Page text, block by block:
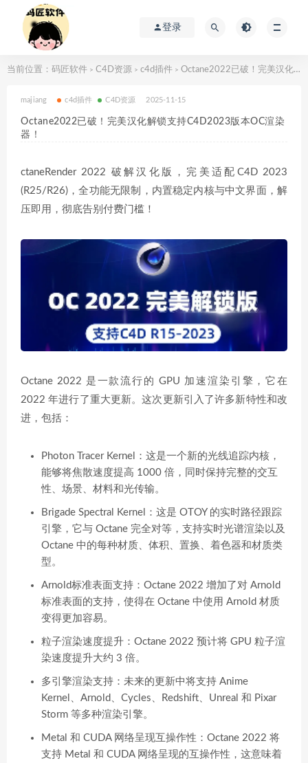
登录
当前位置： 码匠软件 > C4D资源 > c4d插件 > Octane2022已破！完美汉化解锁支持C4D2023版本OC渲染器！
majiang c4d插件 C4D资源 2025-11-15
Octane2022已破！完美汉化解锁支持C4D2023版本OC渲染
器！
ctaneRender 2022 破解汉化版，完美适配C4D 2023
(R25/R26)，全功能无限制，内置稳定内核与中文界面，解
压即用，彻底告别付费门槛！
Octane 2022 是一款流行的 GPU 加速渲染引擎，它在
2022 年进行了重大更新。这次更新引入了许多新特性和改
进，包括：
Photon Tracer Kernel：这是一个新的光线追踪内核，
能够将焦散速度提高 1000 倍，同时保持完整的交互
性、场景、材料和光传输。
Brigade Spectral Kernel：这是 OTOY 的实时路径跟踪
引擎，它与 Octane 完全对等，支持实时光谱渲染以及
Octane 中的每种材质、体积、置换、着色器和材质类
型。
Arnold标准表面支持：Octane 2022 增加了对 Arnold
标准表面的支持，使得在 Octane 中使用 Arnold 材质
变得更加容易。
粒子渲染速度提升：Octane 2022 预计将 GPU 粒子渲
染速度提升大约 3 倍。
多引擎渲染支持：未来的更新中将支持 Anime
Kernel、Arnold、Cycles、Redshift、Unreal 和 Pixar
Storm 等多种渲染引擎。
Metal 和 CUDA 网络呈现互操作性：Octane 2022 将
支持 Metal 和 CUDA 网络呈现的互操作性，这意味着